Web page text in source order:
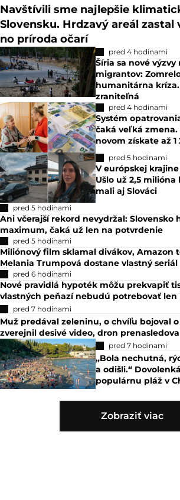
Navštívili sme najlepšie
Slovensku. Hrdzavý areál zastal
no príroda očarí
pred 4 hodinami
Šíria sa nové
migrantov:
humanitárna
zraniteľná
pred 4 hodinami
Systém
čaká veľká zmena.
novom získate až 1
pred 5 hodinami
V európskej
Ušlo už 2,5
mali aj Slováci
pred 5 hodinami
Ani včerajší rekord nevydržal: Slovensko
maximum, čaká už len na potvrdenie
pred 5 hodinami
Miliónový film sklamal divákov, Amazon
Melania Trumpová dostane vlastný seriál
pred 6 hodinami
Nové pravidlá hypoték môžu prekvapiť
vlastných peňazí nebudú potrebovať len
pred 7 hodinami
Muž predával zeleninu, o chvíľu bojoval
zverejnil desivé video, dron
pred 7 hodinami
„Bola nechutná,
a odišli.“
populárnu pláž v
Zobraziť viac